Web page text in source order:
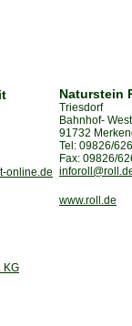
online.de
Naturstein
Triesdorf
Bahnhof- West
91732
Tel: 09826/
Fax: 09826/
www.roll.de
KG